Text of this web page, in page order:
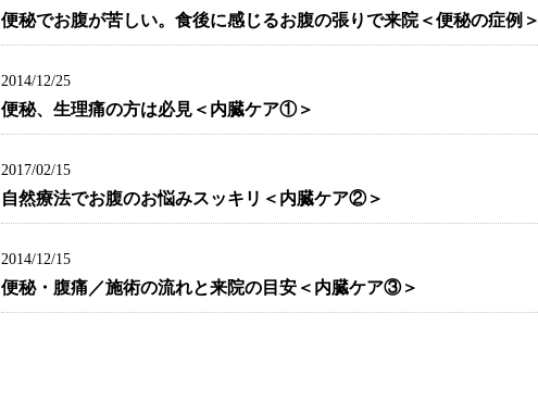
便秘でお腹が苦しい。食後に感じるお腹の張りで来院＜便秘の症例＞
2014/12/25
便秘、生理痛の方は必見＜内臓ケア①＞
2017/02/15
自然療法でお腹のお悩みスッキリ＜内臓ケア②＞
2014/12/15
便秘・腹痛／施術の流れと来院の目安＜内臓ケア③＞